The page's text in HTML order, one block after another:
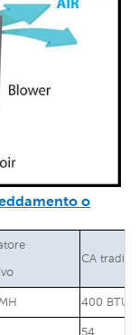
o
CA
400 BTU/
54